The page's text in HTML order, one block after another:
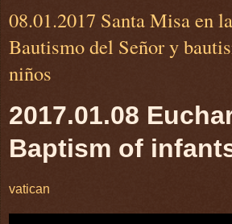
08.01.2017 Santa Misa en
Bautismo del Señor y
niños
2017.01.08
Baptism of
vatican